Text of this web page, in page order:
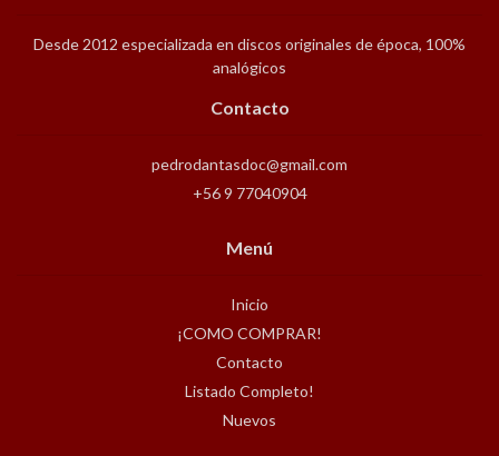
Desde 2012 especializada en discos originales de época, 100%
analógicos
Contacto
pedrodantasdoc@gmail.com
+56 9 77040904
Menú
Inicio
¡COMO COMPRAR!
Contacto
Listado Completo!
Nuevos